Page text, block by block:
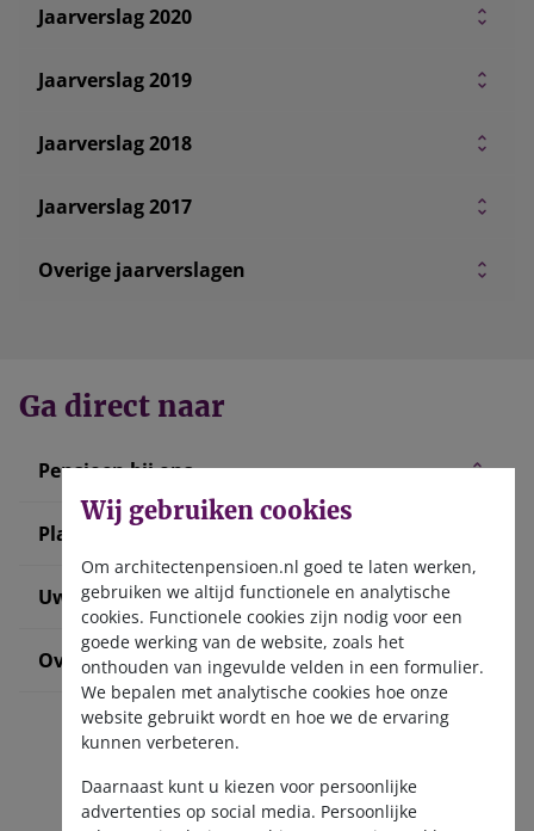
Jaarverslag 2020
Jaarverslag 2019
Jaarverslag 2018
Jaarverslag 2017
Overige jaarverslagen
Ga direct naar
Pensioen bij ons
Plan uw pensioen
Uw situatie verandert
Over ons
Wij gebruiken cookies
Om architectenpensioen.nl goed te laten werken,
gebruiken we altijd functionele en analytische
cookies. Functionele cookies zijn nodig voor een
goede werking van de website, zoals het
onthouden van ingevulde velden in een formulier.
We bepalen met analytische cookies hoe onze
website gebruikt wordt en hoe we de ervaring
kunnen verbeteren.
Daarnaast kunt u kiezen voor persoonlijke
advertenties op social media. Persoonlijke